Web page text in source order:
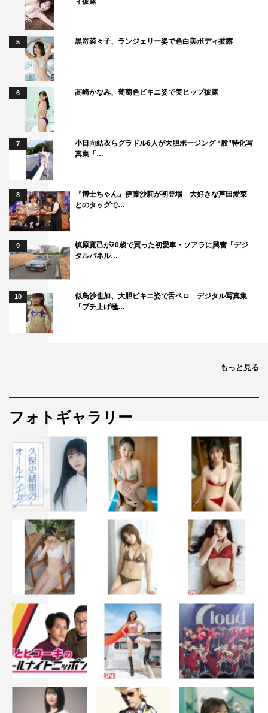
5 黒嵜菜々子、ランジェリー姿で色白美ボディ披露
6 高崎かなみ、葡萄色ビキニ姿で美ヒップ披露
7
小日向結衣らグラドル6人が大胆ポージング “股”特化写
真集「…
8
『博士ちゃん』伊藤沙莉が初登場 大好きな芦田愛菜
とのタッグで…
9
槙原寛己が20歳で買った初愛車・ソアラに興奮「デジ
タルパネル…
10
似鳥沙也加、大胆ビキニ姿で舌ペロ デジタル写真集
「ブチ上げ極…
もっと見る
フォトギャラリー